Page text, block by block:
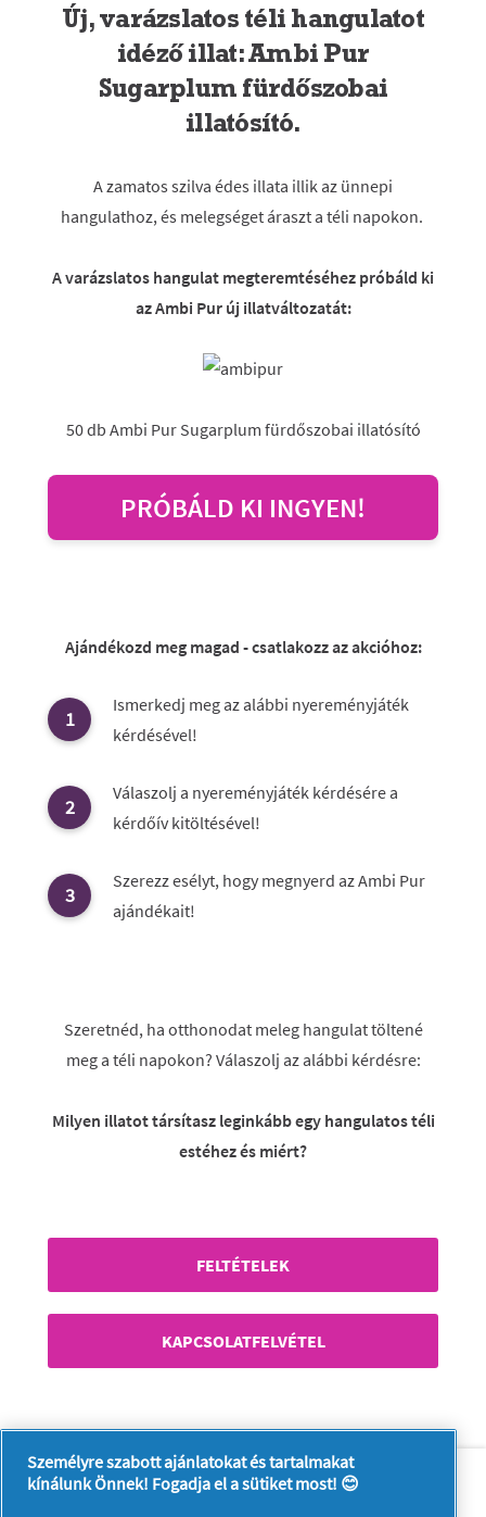
Új, varázslatos téli hangulatot
idéző illat: Ambi Pur
Sugarplum fürdőszobai
illatósító.
A zamatos szilva édes illata illik az ünnepi
hangulathoz, és melegséget áraszt a téli napokon.
A varázslatos hangulat megteremtéséhez próbáld ki
az Ambi Pur új illatváltozatát:
50 db Ambi Pur Sugarplum fürdőszobai illatósító
PRÓBÁLD KI INGYEN!
Ajándékozd meg magad - csatlakozz az akcióhoz:
Ismerkedj meg az alábbi nyereményjáték
kérdésével!
Válaszolj a nyereményjáték kérdésére a
kérdőív kitöltésével!
Szerezz esélyt, hogy megnyerd az Ambi Pur
ajándékait!
Szeretnéd, ha otthonodat meleg hangulat töltené
meg a téli napokon? Válaszolj az alábbi kérdésre:
Milyen illatot társítasz leginkább egy hangulatos téli
estéhez és miért?
FELTÉTELEK
KAPCSOLATFELVÉTEL
Rólunk
Kapcsolatfelvétel
A pg.com felkeresése
Személyre szabott ajánlatokat és tartalmakat
kínálunk Önnek! Fogadja el a sütiket most! 😊